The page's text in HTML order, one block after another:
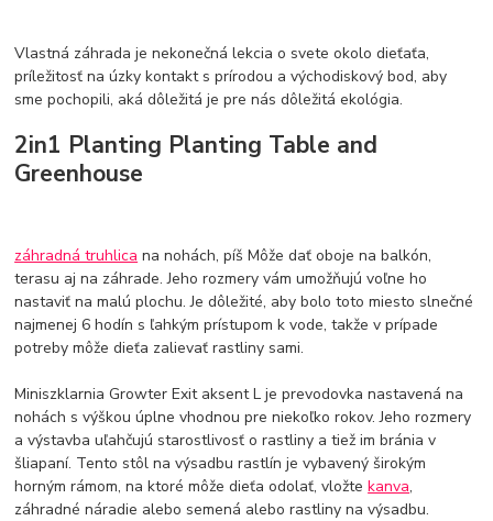
Vlastná záhrada je nekonečná lekcia o svete okolo dieťaťa,
príležitosť na úzky kontakt s prírodou a východiskový bod, aby
sme pochopili, aká dôležitá je pre nás dôležitá ekológia.
2in1 Planting Planting Table and
Greenhouse
záhradná truhlica na nohách, píš Môže dať oboje na balkón,
terasu aj na záhrade. Jeho rozmery vám umožňujú voľne ho
nastaviť na malú plochu. Je dôležité, aby bolo toto miesto slnečné
najmenej 6 hodín s ľahkým prístupom k vode, takže v prípade
potreby môže dieťa zalievať rastliny sami.
Miniszklarnia Growter Exit aksent L je prevodovka nastavená na
nohách s výškou úplne vhodnou pre niekoľko rokov. Jeho rozmery
a výstavba uľahčujú starostlivosť o rastliny a tiež im bránia v
šliapaní. Tento stôl na výsadbu rastlín je vybavený širokým
horným rámom, na ktoré môže dieťa odolať, vložtekanva,
záhradné náradie alebo semená alebo rastliny na výsadbu.